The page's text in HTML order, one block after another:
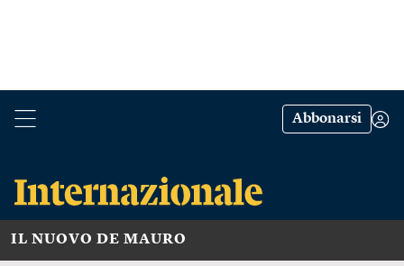
Abbonarsi
IL NUOVO DE MAURO